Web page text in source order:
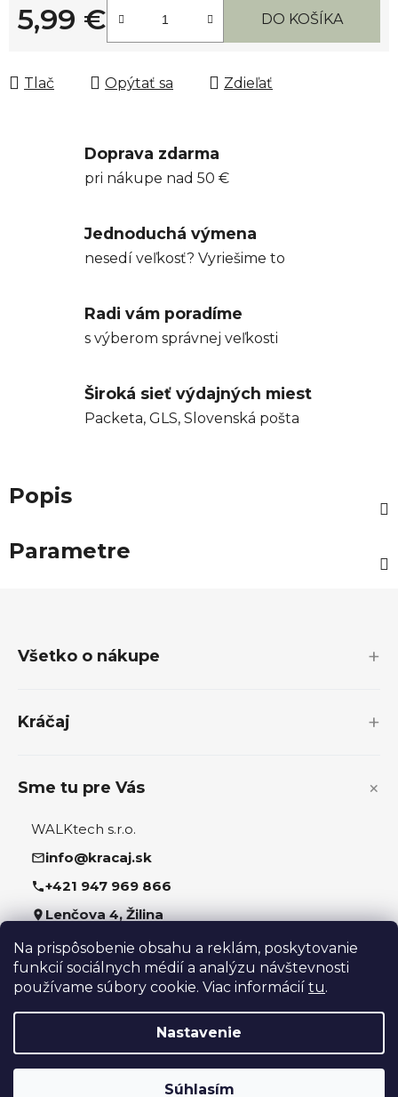
Na prispôsobenie obsahu a reklám, poskytovanie
funkcií sociálnych médií a analýzu návštevnosti
používame súbory cookie. Viac informácií tu.
Nastavenie
Súhlasím
5,99 €
Jednotková cena:
DO KOŠÍKA
Tlač Opýtať sa Zdieľať
Doprava zdarma
pri nákupe nad 50 €
Jednoduchá výmena
nesedí veľkosť? Vyriešime to
Radi vám poradíme
s výberom správnej veľkosti
Široká sieť výdajných miest
Packeta, GLS, Slovenská pošta
Popis
Parametre
Všetko o nákupe
Kráčaj
Sme tu pre Vás
WALKtech s.r.o.
info@kracaj.sk
+421 947 969 866
Lenčova 4, Žilina
Sledujte nás
Vytvoril Shoptet